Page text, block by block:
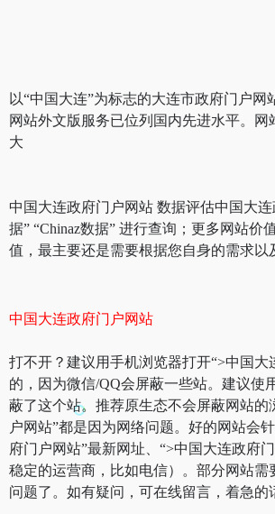
以“中国大连”为标志的大连市政府门户
网站外文版服务已位列国内先进水平。
大
中国大连政府门户网站 数据评估中国大
据” “Chinaz数据” 进行查询；更多网站
值，最主要还是需要根据您自身的需求
中国大连政府门户网站
打不开？建议用手机浏览器打开“>中国
的，因为微信/QQ会屏蔽一些站。建议使
蔽了这个站。推荐原生态不会屏蔽网站
户网站”都是因为网络问题。好的网站会
府门户网站”最新网址、“>中国大连政府
稳定的运营商，比如电信）。部分网站需
问题了。如有疑问，可在线留言，着急的